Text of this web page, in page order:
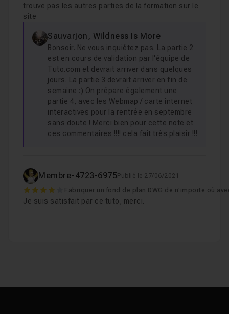
trouve pas les autres parties de la formation sur le
site
Sauvarjon, Wildness Is More
Bonsoir. Ne vous inquiétez pas. La partie 2
est en cours de validation par l'équipe de
Tuto.com et devrait arriver dans quelques
jours. La partie 3 devrait arriver en fin de
semaine :) On prépare également une
partie 4, avec les Webmap / carte internet
interactives pour la rentrée en septembre
sans doute ! Merci bien pour cette note et
ces commentaires !!!! cela fait très plaisir !!!
Membre-4723-6975Publié le 27/06/2021
4 Fabriquer un fond de plan DWG de n'importe où
Je suis satisfait par ce tuto, merci.